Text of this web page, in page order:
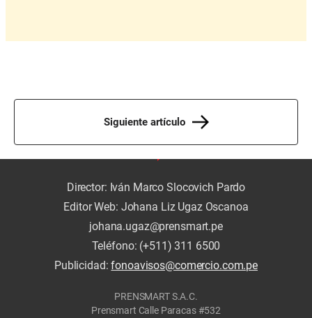
Siguiente artículo
Director: Iván Marco Slocovich Pardo
Editor Web: Johana Liz Ugaz Oscanoa
johana.ugaz@prensmart.pe
Teléfono: (+511) 311 6500
Publicidad:fonoavisos@comercio.com.pe
PRENSMART S.A.C.
Prensmart Calle Paracas #532